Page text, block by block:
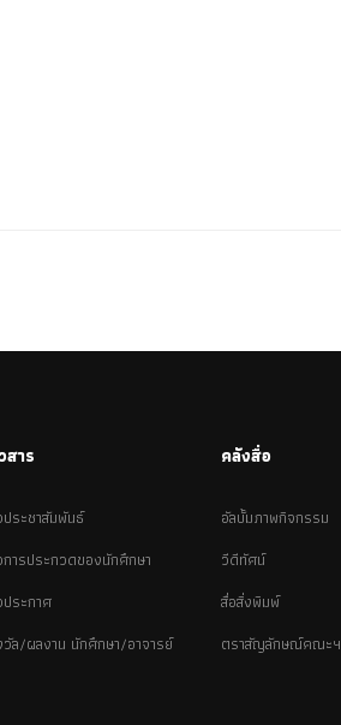
สาร
ประชาสัมพันธ์
การประกวดของนักศึกษา
ประกาศ
วัล/ผลงาน นักศึกษา/อาจารย์
คลังสื่อ
อัลบั้มภาพกิจกรรม
วีดีทัศน์
สื่อสิ่งพิมพ์
ตราสัญลักษณ์คณะฯ